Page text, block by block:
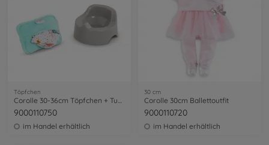
Töpfchen
9000110750
im Handel erhältlich
30 cm
Corolle 30cm Ballettoutfit
9000110720
im Handel erhältlich